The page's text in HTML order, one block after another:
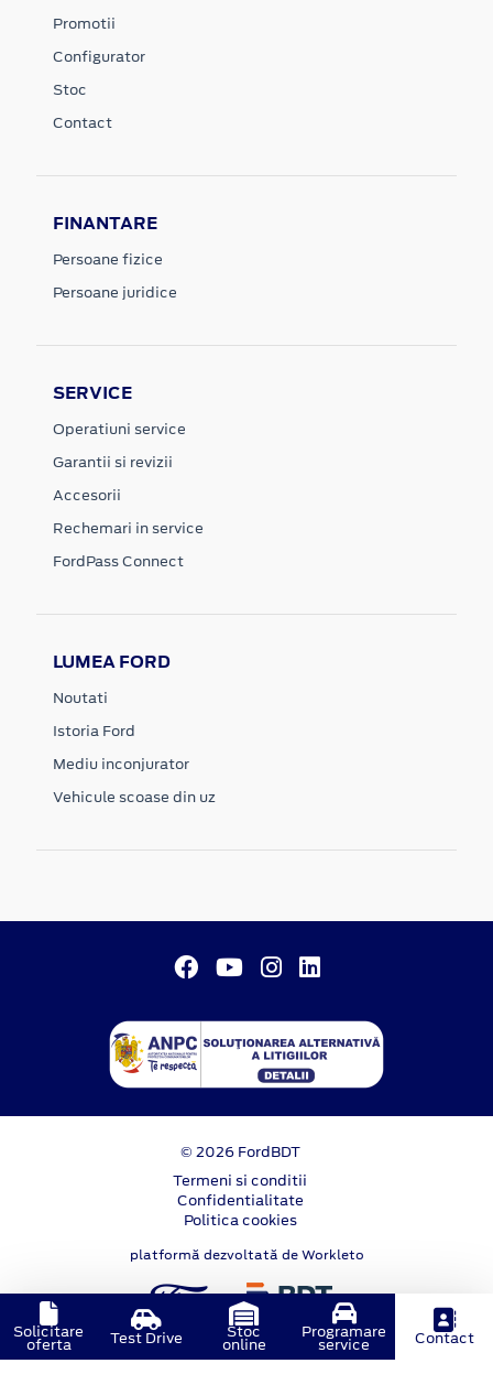
Promotii
Configurator
Stoc
Contact
FINANTARE
Persoane fizice
Persoane juridice
SERVICE
Operatiuni service
Garantii si revizii
Accesorii
Rechemari in service
FordPass Connect
LUMEA FORD
Noutati
Istoria Ford
Mediu inconjurator
Vehicule scoase din uz
© 2026 FordBDT
Termeni si conditii
Confidentialitate
Politica cookies
platformă dezvoltată de Workleto
Solicitare
oferta Test Drive Stoc
online
Programare
service Contact